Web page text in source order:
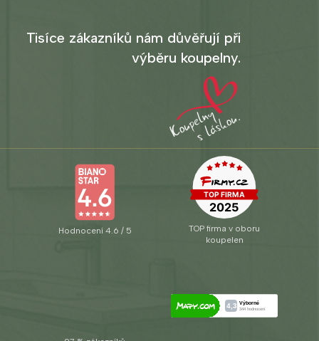
Tisíce zákazníků nám důvěřují při
výběru koupelny.
Hodnocení 4.6 / 5
TOP firma v oboru
koupelen